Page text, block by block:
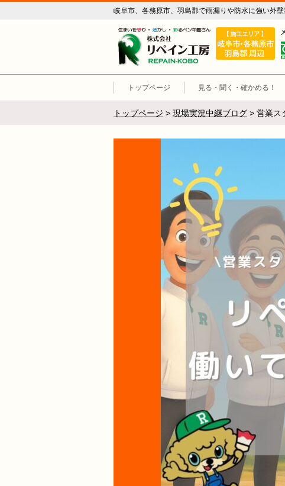
岐阜市、各務原市、羽島郡で雨漏りや防水に強い外
リペイン工房
トップページ 見る・聞く・確かめる！
トップページ > 現場実況中継ブログ > 営業ス